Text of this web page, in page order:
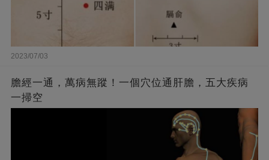
2023/07/03
膽經一通，萬病無蹤！一個穴位通肝膽，五大疾病
一掃空